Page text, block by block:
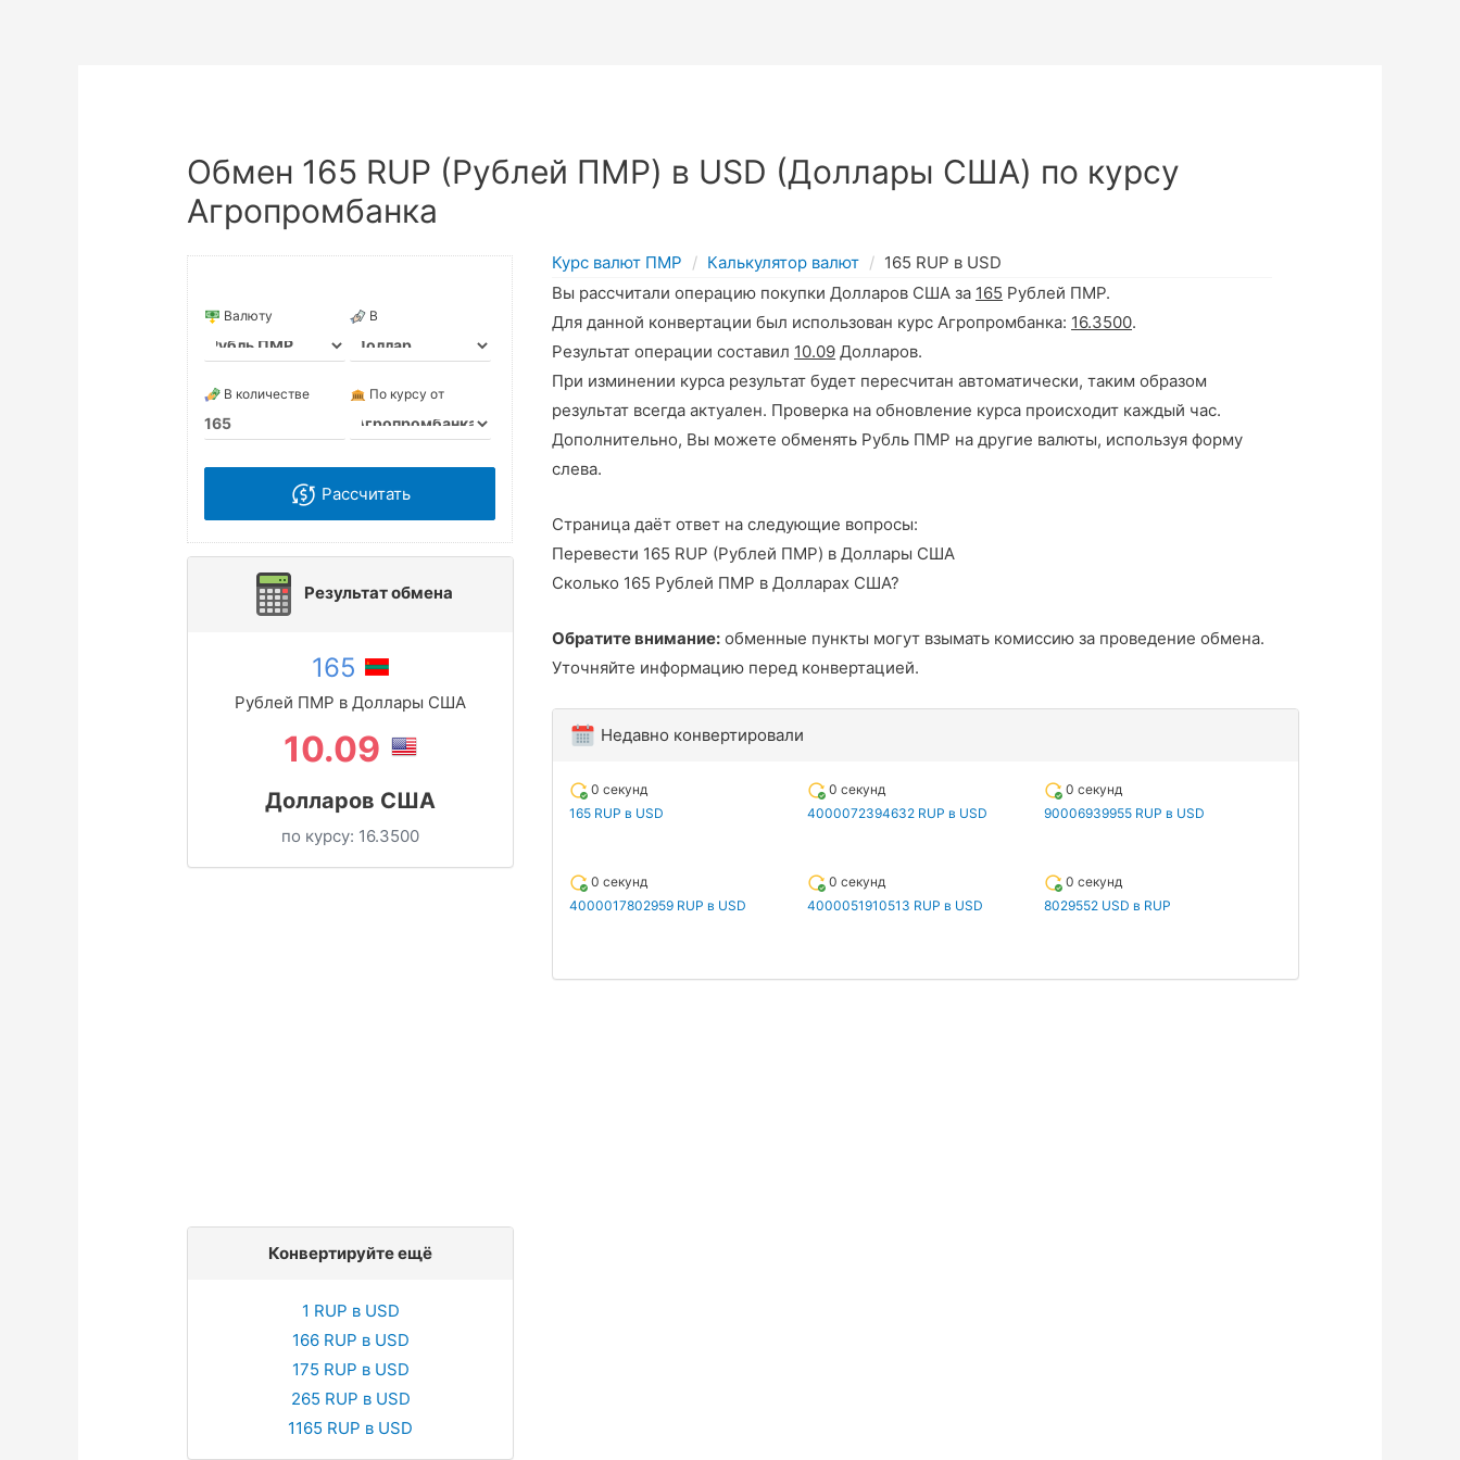
Обмен 165 RUP (Рублей ПМР) в USD (Доллары США) по курсу
Агропромбанка
Валюту В
В количестве По курсу от
Рассчитать
Результат обмена
165
Рублей ПМР в Доллары США
10.09
Долларов США
по курсу: 16.3500
Конвертируйте ещё
1 RUP в USD
166 RUP в USD
175 RUP в USD
265 RUP в USD
1165 RUP в USD
Курс валют ПМР Калькулятор валют
165 RUP в USD
Вы рассчитали операцию покупки Долларов США за 165 Рублей ПМР.
Для данной конвертации был использован курс Агропромбанка: 16.3500.
Результат операции составил 10.09 Долларов.
При изминении курса результат будет пересчитан автоматически, таким образом
результат всегда актуален. Проверка на обновление курса происходит каждый час.
Дополнительно, Вы можете обменять Рубль ПМР на другие валюты, используя форму
слева.
Страница даёт ответ на следующие вопросы:
Перевести 165 RUP (Рублей ПМР) в Доллары США
Сколько 165 Рублей ПМР в Долларах США?
Обратите внимание: обменные пункты могут взымать комиссию за проведение обмена.
Уточняйте информацию перед конвертацией.
Недавно конвертировали
0 секунд
165 RUP в USD
0 секунд
4000072394632 RUP в USD
0 секунд
90006939955 RUP в USD
0 секунд
4000017802959 RUP в USD
0 секунд
4000051910513 RUP в USD
0 секунд
8029552 USD в RUP